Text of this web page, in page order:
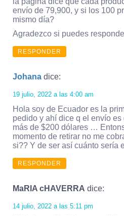
envío de 79,900, y si los 100
mismo día?
Agradezco si puedes
RESPONDER
Johana dice:
19 julio, 2022 a las 4:00 am
Hola soy de Ecuador es la
pedido y ahí dice q el envío
más de $200 dólares …
momento de retirar no me
si?? Y de ser así cuánto sería
RESPONDER
MaRIA cHAVERRA dice:
14 julio, 2022 a las 5:11 pm